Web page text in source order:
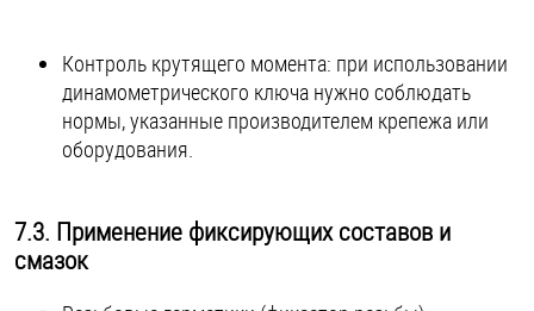
Контроль крутящего момента: при использовании
динамометрического ключа нужно соблюдать
нормы, указанные производителем крепежа или
оборудования.
7.3. Применение фиксирующих составов и
смазок